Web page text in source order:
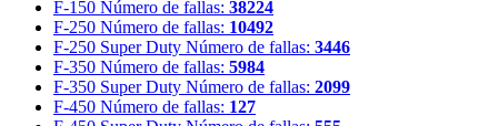
F-150 Número de fallas: 38224
F-250 Número de fallas: 10492
F-250 Super Duty Número de fallas: 3446
F-350 Número de fallas: 5984
F-350 Super Duty Número de fallas: 2099
F-450 Número de fallas: 127